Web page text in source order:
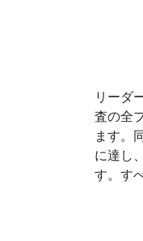
リーダ
査の全
ます。
に達し
す。す